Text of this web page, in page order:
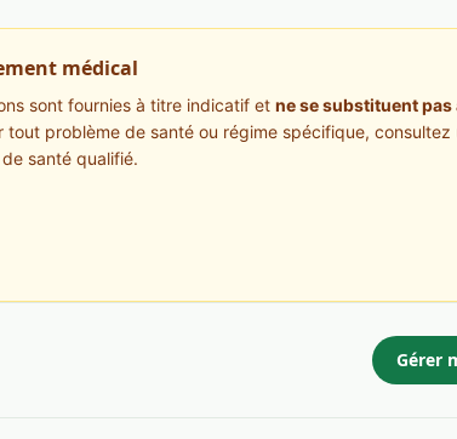
médical
sont fournies à titre indicatif et ne se substituent pas
tout problème de santé ou régime spécifique, consultez
santé qualifié.
Gérer